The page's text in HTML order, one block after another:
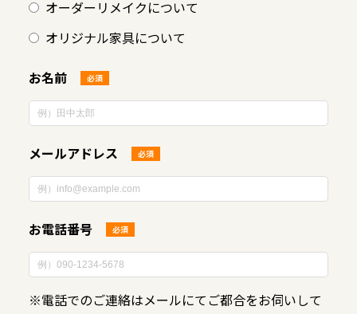
オーダーリメイクについて
オリジナル家具について
お名前 必須
メールアドレス 必須
お電話番号 必須
※電話でのご連絡はメールにてご都合をお伺いして